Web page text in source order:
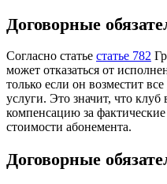
Договорные
Согласно статье статье 782
может отказаться от
только если он возместит
услуги. Это значит, что клуб
компенсацию за
стоимости абонемента.
Договорные